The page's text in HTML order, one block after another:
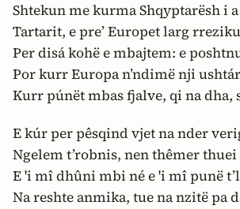
Shtekun me kurma Shqyptarësh i
Tartarit, e pre’ Europet larg
Per disá kohë e mbajtem: e
Por kurr Europa n’ndimë nji ushtár
Kurr púnët mbas fjalve, qi na dha,
E kúr per pêsqind vjet na nder
Ngelem t’robnis, nen thêmer thuei
E 'i mî dhûni mbi né e 'i mî punë
Na reshte anmika, tue na nzitë pa